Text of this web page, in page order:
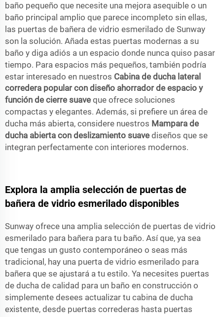
baño pequeño que necesite una mejora asequible o un
baño principal amplio que parece incompleto sin ellas,
las puertas de bañera de vidrio esmerilado de Sunway
son la solución. Añada estas puertas modernas a su
baño y diga adiós a un espacio donde nunca quiso pasar
tiempo. Para espacios más pequeños, también podría
estar interesado en nuestros Cabina de ducha lateral
corredera popular con diseño ahorrador de espacio y
función de cierre suave que ofrece soluciones
compactas y elegantes. Además, si prefiere un área de
ducha más abierta, considere nuestros Mampara de
ducha abierta con deslizamiento suave diseños que se
integran perfectamente con interiores modernos.
Explora la amplia selección de puertas de
bañera de vidrio esmerilado disponibles
Sunway ofrece una amplia selección de puertas de vidrio
esmerilado para bañera para tu baño. Así que, ya sea
que tengas un gusto contemporáneo o seas más
tradicional, hay una puerta de vidrio esmerilado para
bañera que se ajustará a tu estilo. Ya necesites puertas
de ducha de calidad para un baño en construcción o
simplemente desees actualizar tu cabina de ducha
existente, desde puertas correderas hasta puertas